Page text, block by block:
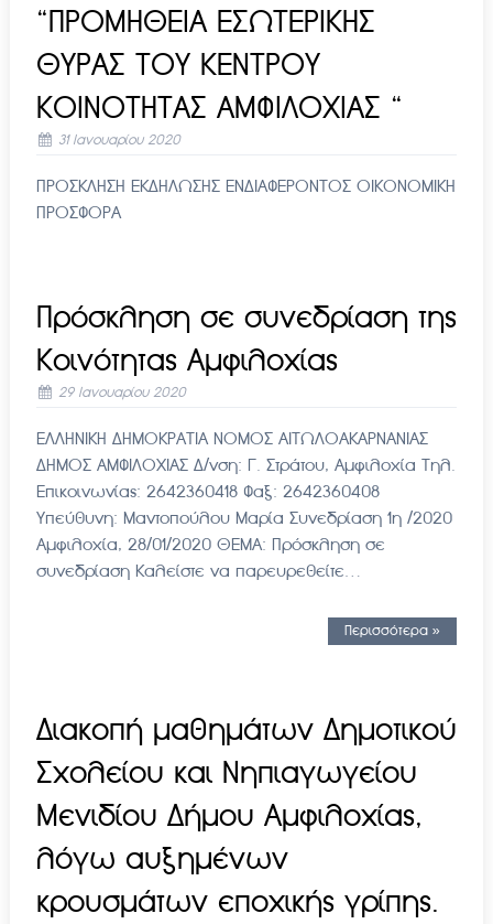
“ΠΡΟΜΗΘΕΙΑ ΕΣΩΤΕΡΙΚΗΣ
ΘΥΡΑΣ ΤΟΥ ΚΕΝΤΡΟΥ
ΚΟΙΝΟΤΗΤΑΣ ΑΜΦΙΛΟΧΙΑΣ “
31 Ιανουαρίου 2020
ΠΡΟΣΚΛΗΣΗ ΕΚΔΗΛΩΣΗΣ ΕΝΔΙΑΦΕΡΟΝΤΟΣ ΟΙΚΟΝΟΜΙΚΗ
ΠΡΟΣΦΟΡΑ
Πρόσκληση σε συνεδρίαση της
Κοινότητας Αμφιλοχίας
29 Ιανουαρίου 2020
ΕΛΛΗΝΙΚΗ ΔΗΜΟΚΡΑΤΙΑ ΝΟΜΟΣ ΑΙΤΩΛΟΑΚΑΡΝΑΝΙΑΣ
ΔΗΜΟΣ ΑΜΦΙΛΟΧΙΑΣ Δ/νση: Γ. Στράτου, Αμφιλοχία Τηλ.
Επικοινωνίας: 2642360418 Φαξ: 2642360408
Υπεύθυνη: Μαντοπούλου Μαρία Συνεδρίαση 1η /2020
Αμφιλοχία, 28/01/2020 ΘΕΜΑ: Πρόσκληση σε
συνεδρίαση Καλείστε να παρευρεθείτε…
Περισσότερα »
Διακοπή μαθημάτων Δημοτικού
Σχολείου και Νηπιαγωγείου
Μενιδίου Δήμου Αμφιλοχίας,
λόγω αυξημένων
κρουσμάτων εποχικής γρίπης.